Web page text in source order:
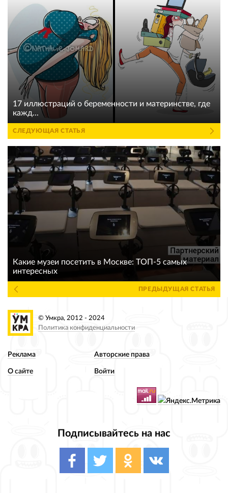
17 иллюстраций о беременности и материнстве, где
кажд...
СЛЕДУЮЩАЯ СТАТЬЯ
Какие музеи посетить в Москве: ТОП-5 самых
интересных
ПРЕДЫДУЩАЯ СТАТЬЯ
Реклама Авторские права
О сайте Войти
Подписывайтесь на нас
© Умкра, 2012 - 2024
Политика конфиденциальности